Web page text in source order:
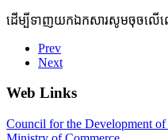
ដើម្បីទាញយកឯកសារសូមចុចលើឈ្ម
Prev
Next
Web Links
Council for the Development of